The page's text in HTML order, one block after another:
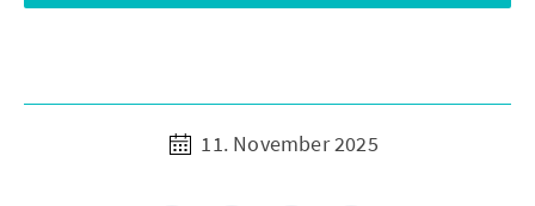
11. November 2025